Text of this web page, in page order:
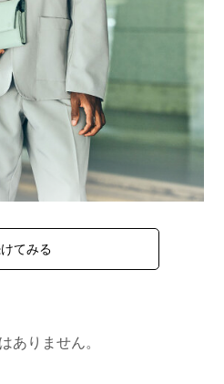
何学的デザインのマルチショ
必需品もすっきり収納可能。
チと、用途に応じたスタイル
ありません。